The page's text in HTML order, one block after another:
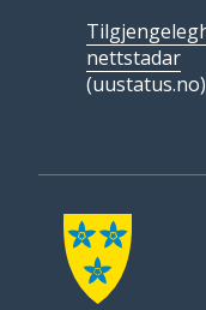
nettstadar
(uustatus.no)